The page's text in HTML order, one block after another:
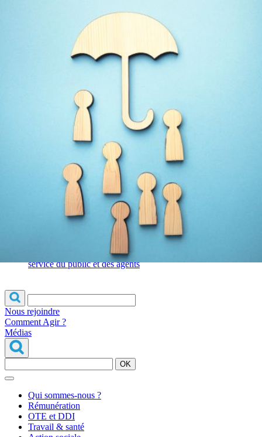
S'inscrire à
la
newsletter
Découvrir
l'UNSA
Rémunération
OTE et DDI
Travail & santé
Action sociale
Le dialogue social engagé pour une Intelligence Artificielle au
service du public et des agents
Nous rejoindre
Comment Agir ?
Médias
OK
Qui sommes-nous ?
Rémunération
OTE et DDI
Travail & santé